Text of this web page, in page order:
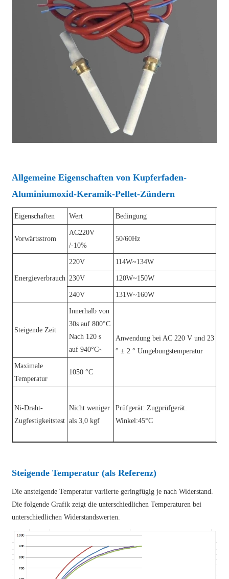
Allgemeine Eigenschaften von Kupferfaden-
Aluminiumoxid-Keramik-Pellet-Zündern
Eigenschaften Wert Bedingung
Vorwärtsstrom
AC220V
/-10%
50/60Hz
Energieverbrauch
220V 114W~134W
230V 120W~150W
240V 131W~160W
Steigende Zeit
Innerhalb von
30s auf 800°C
Nach 120 s
auf 940°C~
Anwendung bei AC 220 V und 23
° ± 2 ° Umgebungstemperatur
Maximale
Temperatur
1050 °C
Ni-Draht-
Zugfestigkeitstest
Nicht weniger
als 3,0 kgf
Prüfgerät: Zugprüfgerät.
Winkel:45°C
Steigende Temperatur (als Referenz)
Die ansteigende Temperatur variierte geringfügig je nach Widerstand.
Die folgende Grafik zeigt die unterschiedlichen Temperaturen bei
unterschiedlichen Widerstandswerten.